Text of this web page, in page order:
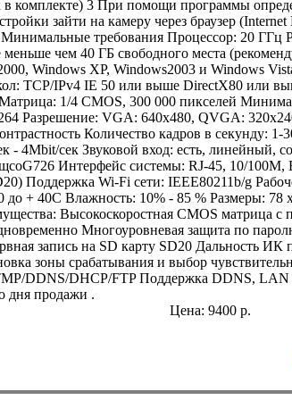
в комплекте) 3 При помощи программы
зайти на камеру через браузер
требования Процессор: 20 ГГц
чем 40 ГБ свободного места
Windows XP, Windows2003 и Windows
TCP/IPv4 IE 50 или выше DirectX80 или
1/4 CMOS, 300 000 пикселей
Разрешение: VGA: 640х480, QVGA:
Количество кадров в секунду:
- 4Mbit/сек Звуковой вход: есть, линейный,
Интерфейс системы: RJ-45, 10/
Поддержка Wi-Fi сети: IEEE80211b/g
до + 40C Влажность: 10% - 85 % Размеры:
Высокоскоростная CMOS матрица с
Многоуровневая защита по
запись на SD карту SD20 Дальность ИК
зоны срабатывания и выбор
DDNS/DHCP/FTP Поддержка DDNS, LAN
дня продажи .
Цена: 9400 р.